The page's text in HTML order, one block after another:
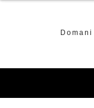
Domani